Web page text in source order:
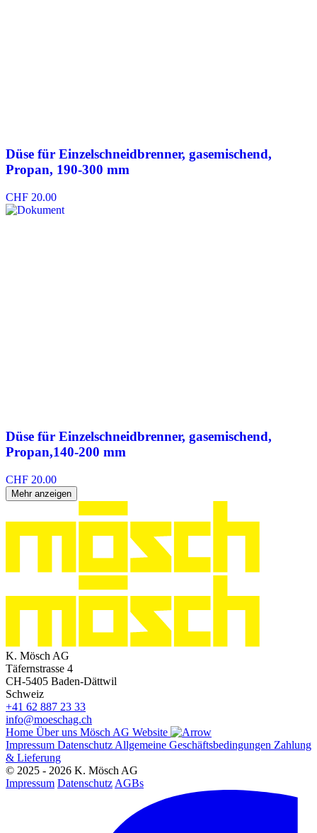
Düse für Einzelschneidbrenner, gasemischend,
Propan, 190-300 mm
CHF 20.00
Düse für Einzelschneidbrenner, gasemischend,
Propan,140-200 mm
CHF 20.00
Mehr anzeigen
K. Mösch AG
Täfernstrasse 4
CH-5405 Baden-Dättwil
Schweiz
+41 62 887 23 33
info@moeschag.ch
Home Über uns Mösch AG Website
Impressum Datenschutz Allgemeine Geschäftsbedingungen Zahlung
& Lieferung
© 2025 - 2026 K. Mösch AG
Impressum Datenschutz AGBs